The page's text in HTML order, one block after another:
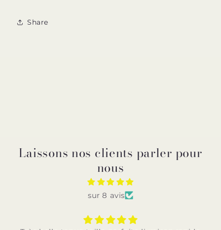
Share
Laissons nos clients parler pour
nous
sur 8 avis